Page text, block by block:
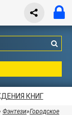
КНИГ
Фэнтези»Городское